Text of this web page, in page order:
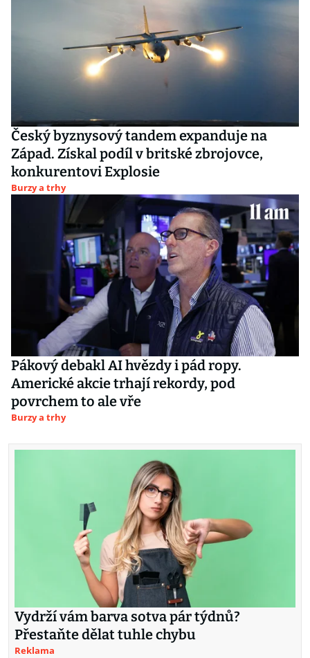
Český byznysový tandem expanduje na
Západ. Získal podíl v britské zbrojovce,
konkurentovi Explosie
Burzy a trhy
Pákový debakl AI hvězdy i pád ropy.
Americké akcie trhají rekordy, pod
povrchem to ale vře
Burzy a trhy
Vydrží vám barva sotva pár týdnů?
Přestaňte dělat tuhle chybu
Reklama